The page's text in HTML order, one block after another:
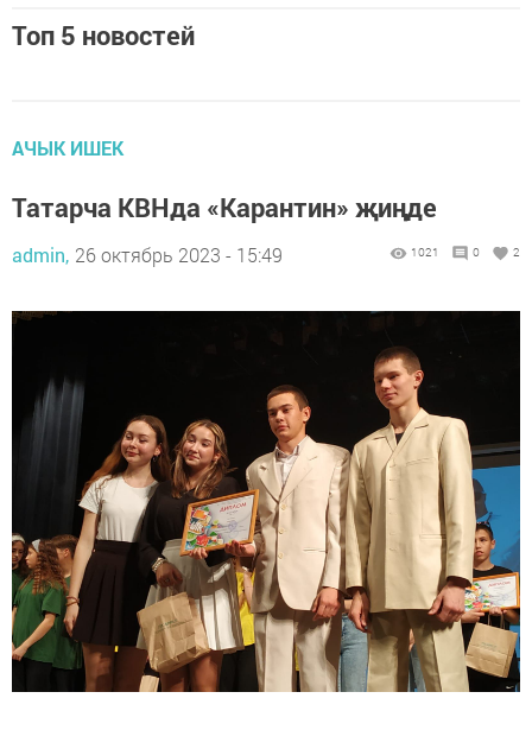
Топ 5 новостей
АЧЫК ИШЕК
Татарча КВНда «Карантин» җиңде
admin, 26 октябрь 2023 - 15:49 1021 0 2